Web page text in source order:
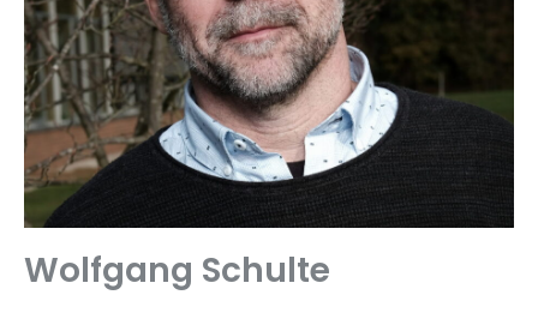
Wolfgang Schulte